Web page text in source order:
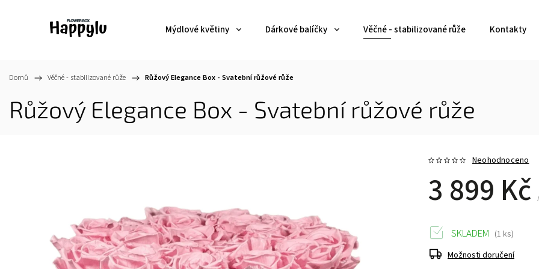
Mýdlové květiny Dárkové balíčky Věčné - stabilizované růže Kontakty
Domů / Věčné - stabilizované růže / Růžový Elegance Box - Svatební růžové růže
Růžový Elegance Box - Svatební růžové růže
Neohodnoceno
3 899 Kč
SKLADEM (1 ks)
Možnosti doručení